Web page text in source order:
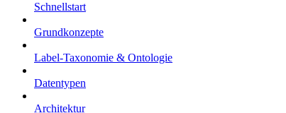
Schnellstart
Grundkonzepte
Label-Taxonomie & Ontologie
Datentypen
Architektur